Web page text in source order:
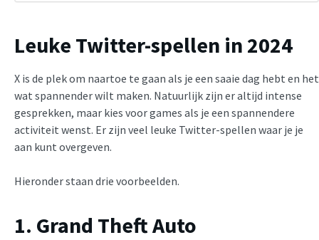
Leuke Twitter-spellen in 2024
X is de plek om naartoe te gaan als je een saaie dag hebt en het
wat spannender wilt maken. Natuurlijk zijn er altijd intense
gesprekken, maar kies voor games als je een spannendere
activiteit wenst. Er zijn veel leuke Twitter-spellen waar je je
aan kunt overgeven.
Hieronder staan drie voorbeelden.
1. Grand Theft Auto